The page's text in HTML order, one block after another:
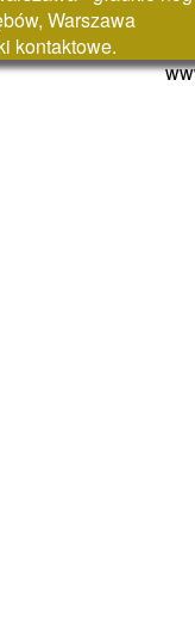
Warszawa
kontaktowe.